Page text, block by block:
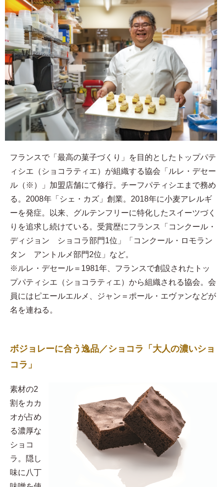
フランスで「最高の菓子づくり」を目的としたトップパテ
ィシエ（ショコラティエ）が組織する協会「ルレ・デセー
ル（※）」加盟店舗にて修行。チーフパティシエまで務め
る。2008年「シェ・カズ」創業。2018年に小麦アレルギ
ーを発症。以来、グルテンフリーに特化したスイーツづく
りを追求し続けている。受賞歴にフランス「コンクール・
ディジョン ショコラ部門1位」「コンクール・ロモラン
タン アントルメ部門2位」など。
※ルレ・デセール＝1981年、フランスで創設されたトッ
プパティシエ（ショコラティエ）から組織される協会。会
員にはピエールエルメ、ジャン＝ポール・エヴァンなどが
名を連ねる。
ボジョレーに合う逸品／ショコラ「大人の濃いショ
コラ」
素材の2
割をカカ
オが占め
る濃厚な
ショコ
ラ。隠し
味に八丁